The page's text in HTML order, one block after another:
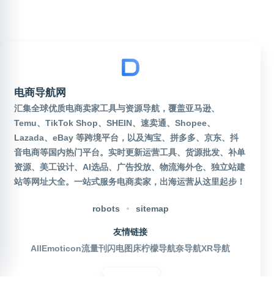
电商导航网
汇集全球优质电商卖家工具与资源导航，覆盖亚马逊、
Temu、TikTok Shop、SHEIN、速卖通、Shopee、
Lazada、eBay 等跨境平台，以及淘宝、拼多多、京东、抖
音电商等国内热门平台。实时更新运营工具、货源批发、补单
资源、美工设计、AI选品、广告投放、物流海外仓、独立站建
站等网址大全。一站式服务电商卖家，出海运营从这里起步！
robots sitemap
友情链接
AllEmoticon流量刊 闪电图床柠檬导航奈导航XR导航